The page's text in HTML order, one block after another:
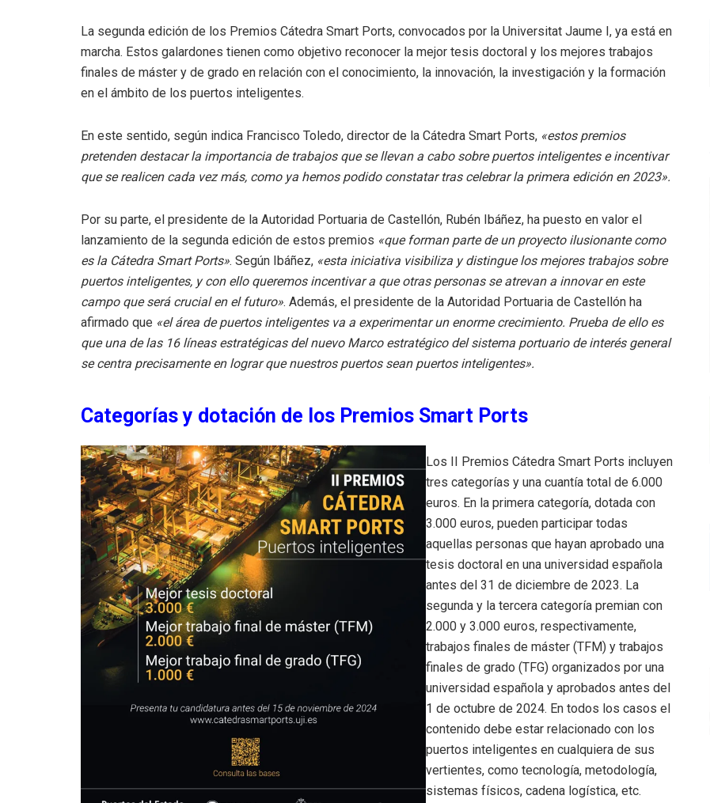
La segunda edición de los Premios Cátedra Smart Ports, convocados por la Universitat Jaume I, ya está en
marcha. Estos galardones tienen como objetivo reconocer la mejor tesis doctoral y los mejores trabajos
finales de máster y de grado en relación con el conocimiento, la innovación, la investigación y la formación
en el ámbito de los puertos inteligentes.
En este sentido, según indica Francisco Toledo, director de la Cátedra Smart Ports, «estos premios
pretenden destacar la importancia de trabajos que se llevan a cabo sobre puertos inteligentes e incentivar
que se realicen cada vez más, como ya hemos podido constatar tras celebrar la primera edición en 2023».
Por su parte, el presidente de la Autoridad Portuaria de Castellón, Rubén Ibáñez, ha puesto en valor el
lanzamiento de la segunda edición de estos premios «que forman parte de un proyecto ilusionante como
es la Cátedra Smart Ports». Según Ibáñez, «esta iniciativa visibiliza y distingue los mejores trabajos sobre
puertos inteligentes, y con ello queremos incentivar a que otras personas se atrevan a innovar en este
campo que será crucial en el futuro». Además, el presidente de la Autoridad Portuaria de Castellón ha
afirmado que «el área de puertos inteligentes va a experimentar un enorme crecimiento. Prueba de ello es
que una de las 16 líneas estratégicas del nuevo Marco estratégico del sistema portuario de interés general
se centra precisamente en lograr que nuestros puertos sean puertos inteligentes».
Categorías y dotación de los Premios Smart Ports
Los II Premios Cátedra Smart Ports incluyen
tres categorías y una cuantía total de 6.000
euros. En la primera categoría, dotada con
3.000 euros, pueden participar todas
aquellas personas que hayan aprobado una
tesis doctoral en una universidad española
antes del 31 de diciembre de 2023. La
segunda y la tercera categoría premian con
2.000 y 3.000 euros, respectivamente,
trabajos finales de máster (TFM) y trabajos
finales de grado (TFG) organizados por una
universidad española y aprobados antes del
1 de octubre de 2024. En todos los casos el
contenido debe estar relacionado con los
puertos inteligentes en cualquiera de sus
vertientes, como tecnología, metodología,
sistemas físicos, cadena logística, etc.